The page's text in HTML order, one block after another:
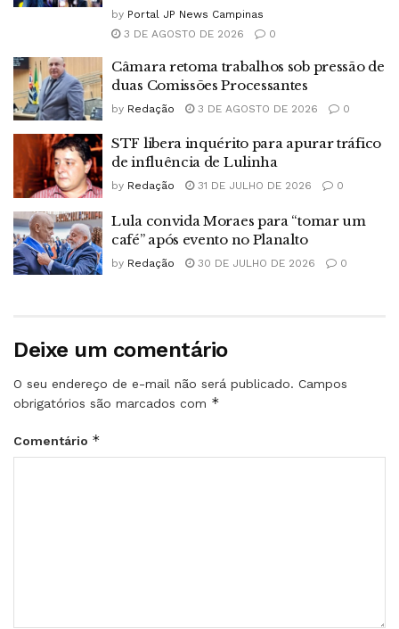
by Portal JP News Campinas
3 DE AGOSTO DE 2026
0
Câmara retoma trabalhos sob pressão de
duas Comissões Processantes
by Redação 3 DE AGOSTO DE 2026 0
STF libera inquérito para apurar tráfico
de influência de Lulinha
by Redação 31 DE JULHO DE 2026 0
Lula convida Moraes para “tomar um
café” após evento no Planalto
by Redação 30 DE JULHO DE 2026 0
Deixe um comentário
O seu endereço de e-mail não será publicado. Campos
obrigatórios são marcados com *
Comentário *